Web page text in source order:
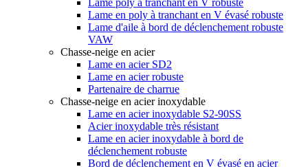
Lame poly à tranchant en V robuste
Lame en poly à tranchant en V évasé robuste
Lame d'aile à bord de déclenchement robuste
VAW
Chasse-neige en acier
Lame en acier SD2
Lame en acier robuste
Partenaire de charrue
Chasse-neige en acier inoxydable
Lame en acier inoxydable S2-90SS
Acier inoxydable très résistant
Lame en acier inoxydable à bord de
déclenchement robuste
Bord de déclenchement en V évasé en acier